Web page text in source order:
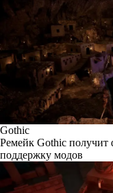
Gothic
Ремейк Gothic
поддержку модов